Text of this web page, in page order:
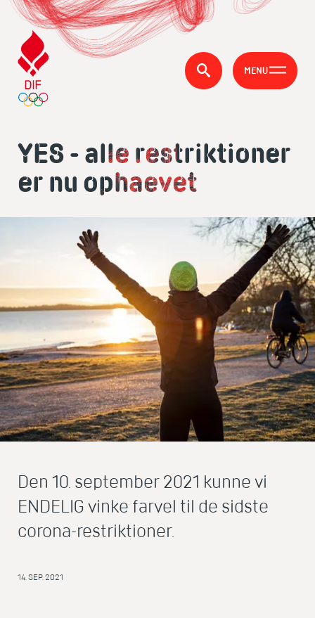
MENU
YES - alle restriktioner
er nu ophaevet
Den 10. september 2021 kunne vi
ENDELIG vinke farvel til de sidste
corona-restriktioner.
14. SEP. 2021